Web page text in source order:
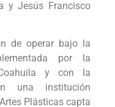
y Jesús Francisco
de operar bajo la
por la
y con la
una institución
Plásticas capta